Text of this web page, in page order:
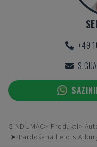
+49
GINDUMAC Produkti
➤ Pārdošanā lietots